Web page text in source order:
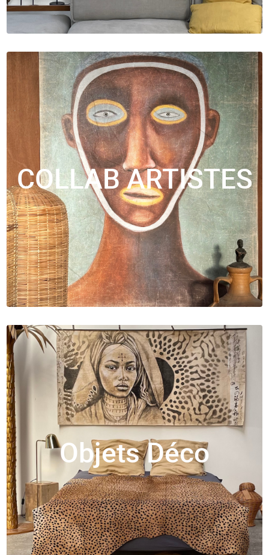
COLLAB ARTISTES
Objets Déco